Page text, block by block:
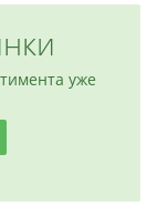
уже